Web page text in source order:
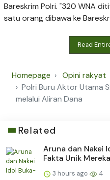
Bareskrim Polri. "320 WNA
satu orang dibawa ke
Read
Homepage
Opini rakyat
Polri Buru Aktor Utama
melalui Aliran Dana
Related
Aruna dan Nakei
Fakta Unik
3 hours ago 4